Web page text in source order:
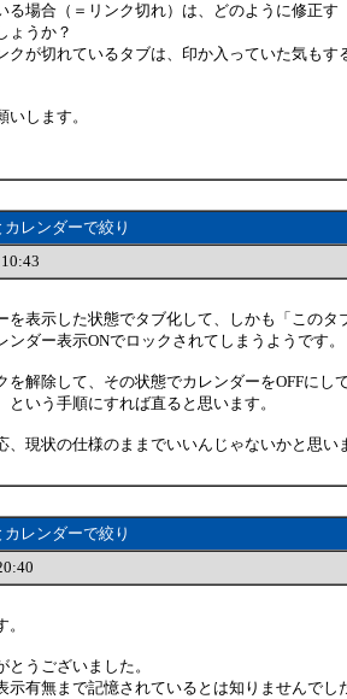
る場合（＝リンク切れ）は、どのように修正す
ょうか？
クが切れているタブは、印か入っていた気もす
いします。
レンダーで絞り
表示した状態でタブ化して、しかも「このタ
ンダー表示ONでロックされてしまうようです。
解除して、その状態でカレンダーをOFFにし
という手順にすれば直ると思います。
現状の仕様のままでいいんじゃないかと思い
レンダーで絞り
とうございました。
示有無まで記憶されているとは知りませんでし